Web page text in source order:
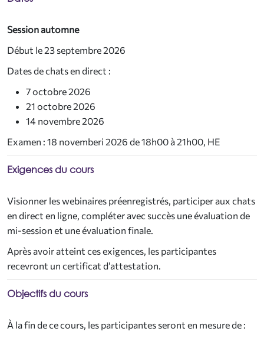
Session automne
Début le 23 septembre 2026
Dates de chats en direct :
7 octobre 2026
21 octobre 2026
14 novembre 2026
Examen : 18 novemberi 2026 de 18h00 à 21h00, HE
Exigences du cours
Visionner les webinaires préenregistrés, participer aux chats
en direct en ligne, compléter avec succès une évaluation de
mi-session et une évaluation finale.
Après avoir atteint ces exigences, les participantes
recevront un certificat d’attestation.
Objectifs du cours
À la fin de ce cours, les participantes seront en mesure de :